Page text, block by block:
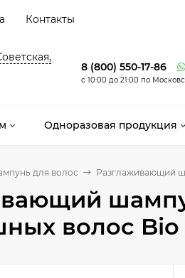
Контакты
8 (800) 550-17-86
с 10:00 до 21:00 по
Одноразовая продукция
для волос Разглаживающий
волос